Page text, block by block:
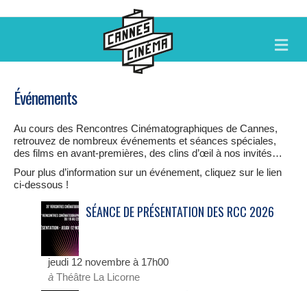
M
E
N
Événements
Au cours des Rencontres Cinématographiques de Cannes,
retrouvez de nombreux événements et séances spéciales,
des films en avant-premières, des clins d’œil à nos invités…
Pour plus d’information sur un événement, cliquez sur le lien
ci-dessous !
SÉANCE DE PRÉSENTATION DES RCC 2026
jeudi 12 novembre à 17h00
à Théâtre La Licorne